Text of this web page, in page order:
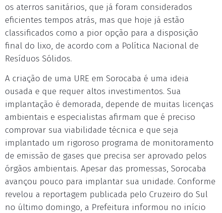
os aterros sanitários, que já foram considerados
eficientes tempos atrás, mas que hoje já estão
classificados como a pior opção para a disposição
final do lixo, de acordo com a Política Nacional de
Resíduos Sólidos.
A criação de uma URE em Sorocaba é uma ideia
ousada e que requer altos investimentos. Sua
implantação é demorada, depende de muitas licenças
ambientais e especialistas afirmam que é preciso
comprovar sua viabilidade técnica e que seja
implantado um rigoroso programa de monitoramento
de emissão de gases que precisa ser aprovado pelos
órgãos ambientais. Apesar das promessas, Sorocaba
avançou pouco para implantar sua unidade. Conforme
revelou a reportagem publicada pelo Cruzeiro do Sul
no último domingo, a Prefeitura informou no início